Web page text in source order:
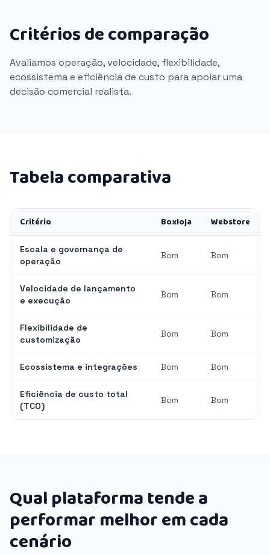
Critérios de comparação
Avaliamos operação, velocidade, flexibilidade,
ecossistema e eficiência de custo para apoiar uma
decisão comercial realista.
Tabela comparativa
Critério Boxloja Webstore
Escala e governança de
operação
Bom Bom
Velocidade de lançamento
e execução
Bom Bom
Flexibilidade de
customização
Bom Bom
Ecossistema e integrações Bom Bom
Eficiência de custo total
(TCO)
Bom Bom
Qual plataforma tende a
performar melhor em cada
cenário